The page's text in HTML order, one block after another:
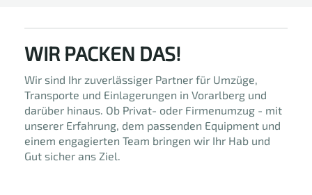
WIR PACKEN DAS!
Wir sind Ihr zuverlässiger Partner für Umzüge,
Transporte und Einlagerungen in Vorarlberg und
darüber hinaus. Ob Privat- oder Firmenumzug - mit
unserer Erfahrung, dem passenden Equipment und
einem engagierten Team bringen wir Ihr Hab und
Gut sicher ans Ziel.